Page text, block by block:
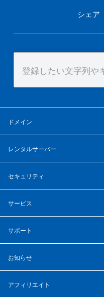
シェア
ドメイン
レンタルサーバー
セキュリティ
サービス
サポート
お知らせ
アフィリエイト